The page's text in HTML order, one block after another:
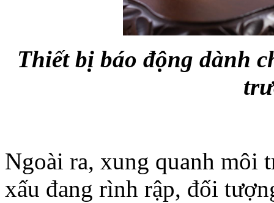
Thiết bị báo động dành
Ngoài ra, xung quanh môi
xấu đang rình rập, đối